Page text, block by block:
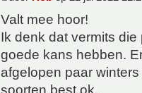
Valt mee hoor!
Ik denk dat vermits
goede kans hebben.
afgelopen paar
soorten best ok.